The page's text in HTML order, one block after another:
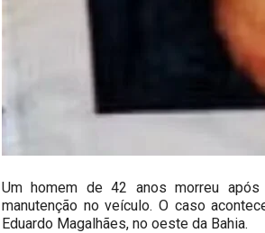
Um homem de 42 anos morreu
manutenção no veículo. O caso
Eduardo Magalhães, no oeste da Bahia.